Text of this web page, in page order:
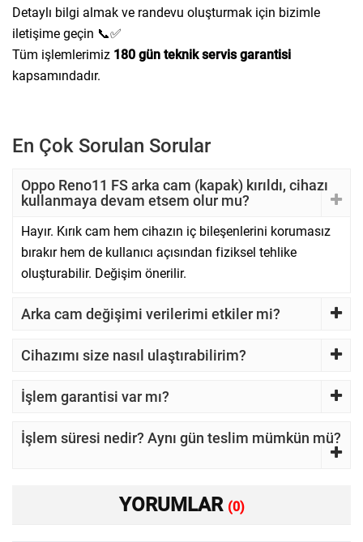
Detaylı bilgi almak ve randevu oluşturmak için bizimle
iletişime geçin 📞✅
Tüm işlemlerimiz 180 gün teknik servis garantisi
kapsamındadır.
En Çok Sorulan Sorular
Oppo Reno11 FS arka cam (kapak) kırıldı, cihazı
kullanmaya devam etsem olur mu?
Hayır. Kırık cam hem cihazın iç bileşenlerini korumasız
bırakır hem de kullanıcı açısından fiziksel tehlike
oluşturabilir. Değişim önerilir.
Arka cam değişimi verilerimi etkiler mi?
Cihazımı size nasıl ulaştırabilirim?
İşlem garantisi var mı?
İşlem süresi nedir? Aynı gün teslim mümkün mü?
YORUMLAR (0)